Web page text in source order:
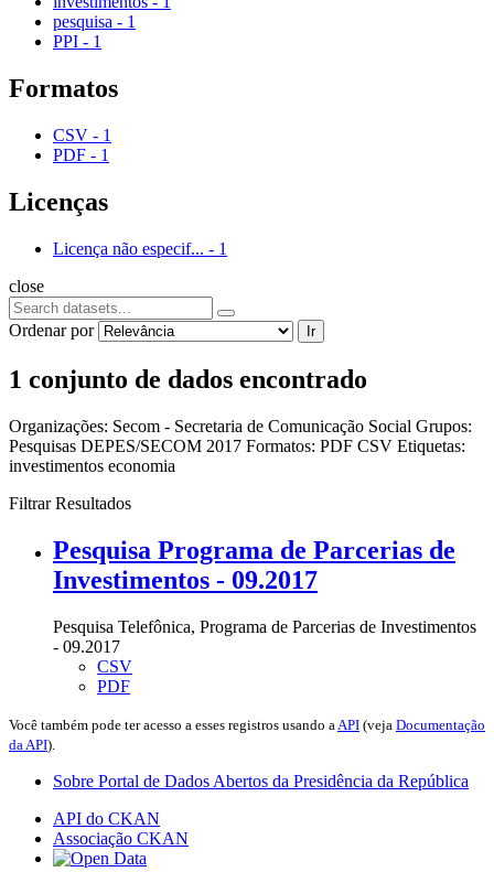
pesquisa - 1
PPI - 1
Formatos
CSV - 1
PDF - 1
Licenças
Licença não especif... - 1
close
Ordenar por Ir
1 conjunto de dados encontrado
Organizações: Secom - Secretaria de Comunicação Social Grupos:
Pesquisas DEPES/SECOM 2017 Formatos: PDF CSV Etiquetas:
investimentos economia
Filtrar Resultados
Pesquisa Programa de Parcerias de
Investimentos - 09.2017
Pesquisa Telefônica, Programa de Parcerias de Investimentos
- 09.2017
CSV
PDF
Você também pode ter acesso a esses registros usando a API (veja Documentação
da API).
Sobre Portal de Dados Abertos da Presidência da República
API do CKAN
Associação CKAN